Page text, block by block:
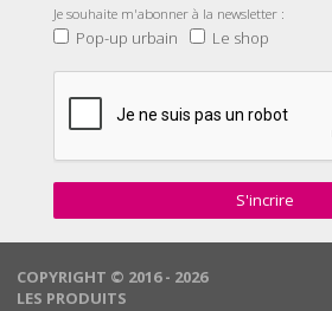
Je souhaite m'abonner à la newsletter :
Pop-up urbain Le shop
S'incrire
COPYRIGHT © 2016 - 2026
LES PRODUITS